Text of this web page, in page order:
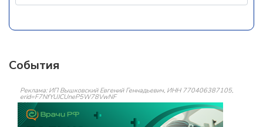
События
Реклама: ИП Вышковский Евгений Геннадьевич, ИНН 770406387105,
erid=F7NfYUJCUneP5W78VwNF